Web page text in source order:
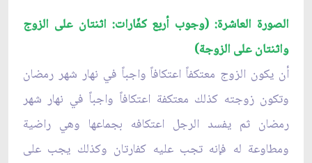
الصورة العاشرة: (وجوب أربع كفّارات: اثنتان على الزوج
واثنتان على الزوجة)
أن يكون الزوج معتكفاً اعتكافاً واجباً في نهار شهر رمضان
وتكون زوجته كذلك معتكفة اعتكافاً واجباً في نهار شهر
رمضان ثم يفسد الرجل اعتكافه بجماعها وهي راضية
ومطاوعة له فإنه تجب عليه كفارتان وكذلك يجب على